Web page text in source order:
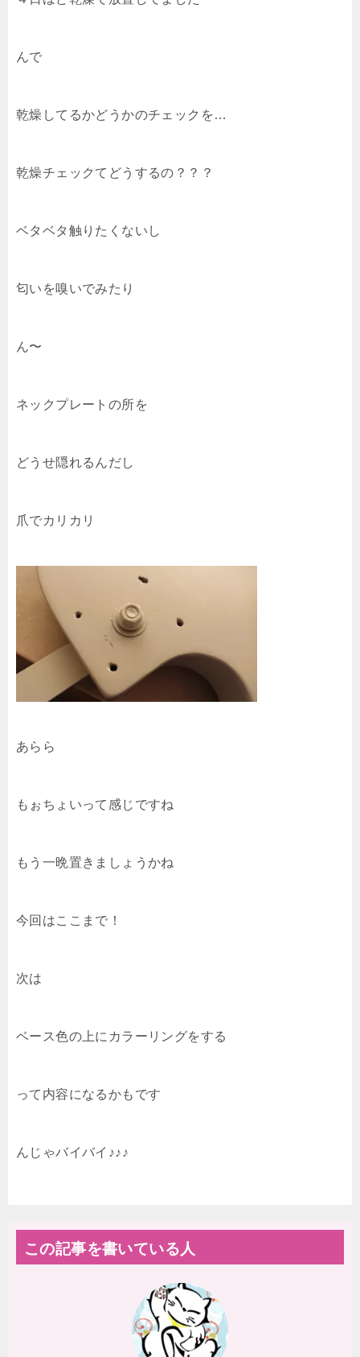
んで
乾燥してるかどうかのチェックを…
乾燥チェックてどうするの？？？
ベタベタ触りたくないし
匂いを嗅いでみたり
ん〜
ネックプレートの所を
どうせ隠れるんだし
爪でカリカリ
あらら
もぉちょいって感じですね
もう一晩置きましょうかね
今回はここまで！
次は
ベース色の上にカラーリングをする
って内容になるかもです
んじゃバイバイ♪♪♪
この記事を書いている人